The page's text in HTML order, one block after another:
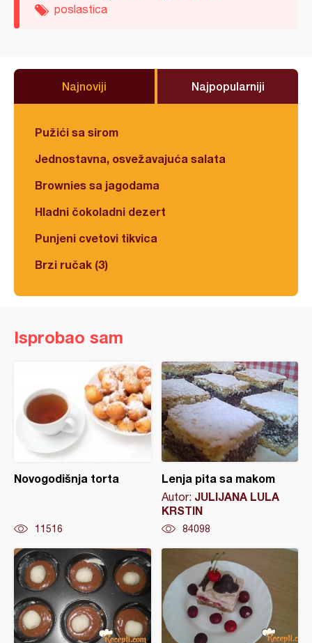
poslastica
Najnoviji Najpopularniji
Pužići sa sirom
Jednostavna, osvežavajuća salata
Brownies sa jagodama
Hladni čokoladni dezert
Punjeni cvetovi tikvica
Brzi ručak (3)
Isprobao sam
Novogodišnja torta
11516
Lenja pita sa makom
Autor: JULIJANA LULA
KRSTIN
84098